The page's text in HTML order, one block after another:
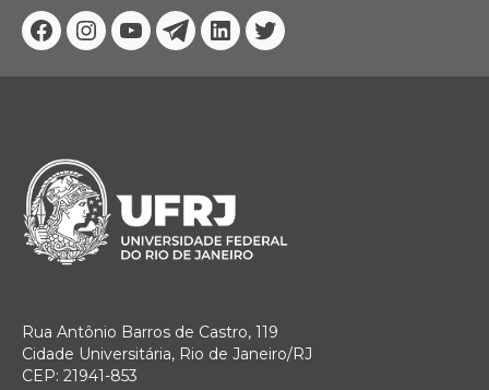
Facebook
Instagram
YoutubeTelegram
Linkedin
Twitter
Rua Antônio Barros de Castro, 119
Cidade Universitária, Rio de Janeiro/RJ
CEP: 21941-853